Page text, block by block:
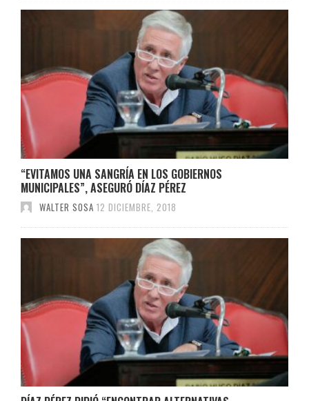
“EVITAMOS UNA SANGRÍA EN LOS GOBIERNOS
MUNICIPALES”, ASEGURÓ DÍAZ PÉREZ
WALTER SOSA 12 DICIEMBRE, 2018